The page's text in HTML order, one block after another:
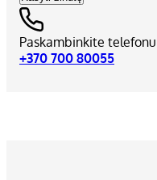
Paskambinkite telefonu
+370 700 80055